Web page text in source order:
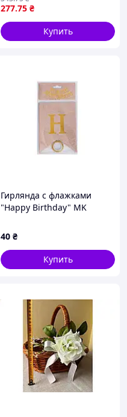
277.75 ₴
Купить
Гирлянда с флажками
"Happy Birthday" MK
40 ₴
Купить